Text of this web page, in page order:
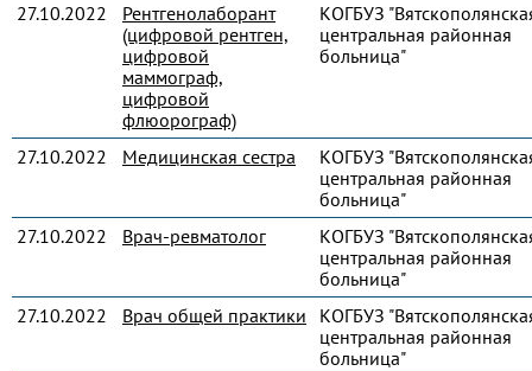
27.10.2022
Рентгенолаборант
(цифровой рентген,
цифровой
маммограф,
цифровой
флюорограф)
КОГБУЗ
центральная районная
больница"
27.10.2022 Медицинская сестра
КОГБУЗ
центральная районная
больница"
27.10.2022
Врач-ревматолог
КОГБУЗ
центральная районная
больница"
27.10.2022
Врач общей практики
КОГБУЗ
центральная районная
больница"